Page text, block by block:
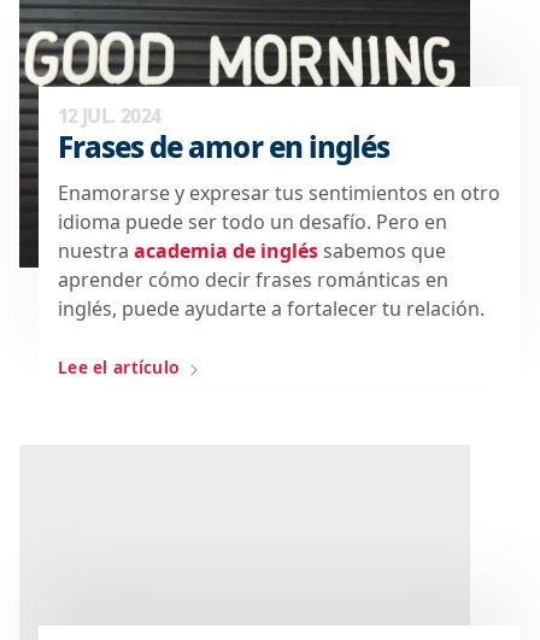
12 JUL. 2024
Frases de amor en inglés
Enamorarse y expresar tus sentimientos en otro
idioma puede ser todo un desafío. Pero en
nuestra academia de ingléssabemos que
aprender cómo decir frases románticas en
inglés, puede ayudarte a fortalecer tu relación.
Lee el artículo